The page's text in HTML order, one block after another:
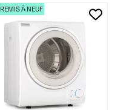
REMIS À NEUF